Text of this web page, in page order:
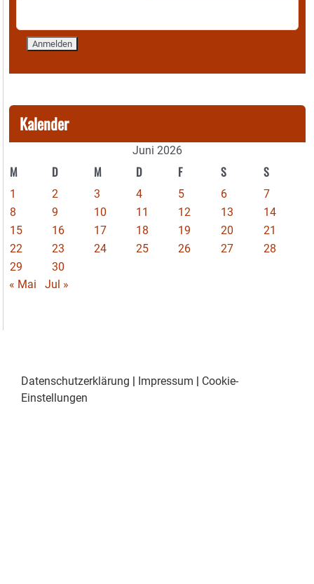
Kalender
Juni 2026
M D M D F S S
1 2 3 4 5 6
7
8
9 10 11 12 13
14
15
16 17 18 19 20
21
22
23 24 25 26 27
28
29
30
« Mai
Jul »
Datenschutzerklärung Impressum
Cookie-
Einstellungen